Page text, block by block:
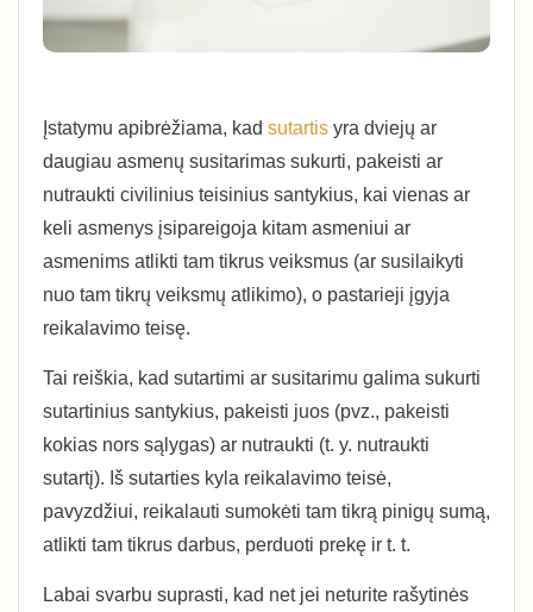
Įstatymu apibrėžiama, kad sutartis yra dviejų ar
daugiau asmenų susitarimas sukurti, pakeisti ar
nutraukti civilinius teisinius santykius, kai vienas ar
keli asmenys įsipareigoja kitam asmeniui ar
asmenims atlikti tam tikrus veiksmus (ar susilaikyti
nuo tam tikrų veiksmų atlikimo), o pastarieji įgyja
reikalavimo teisę.
Tai reiškia, kad sutartimi ar susitarimu galima sukurti
sutartinius santykius, pakeisti juos (pvz., pakeisti
kokias nors sąlygas) ar nutraukti (t. y. nutraukti
sutartį). Iš sutarties kyla reikalavimo teisė,
pavyzdžiui, reikalauti sumokėti tam tikrą pinigų sumą,
atlikti tam tikrus darbus, perduoti prekę ir t. t.
Labai svarbu suprasti, kad net jei neturite rašytinės